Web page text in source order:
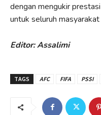
dengan mengukir
untuk seluruh
Editor: Assalimi
TAGS AFC FIFA PSSI